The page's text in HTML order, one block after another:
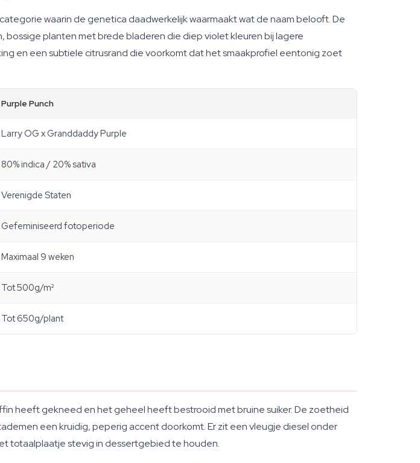
waarin de genetica daadwerkelijk waarmaakt wat de naam belooft. De
planten met brede bladeren die diep violet kleuren bij lagere
en een subtiele citrusrand die voorkomt dat het smaakprofiel eentonig zoet
Purple Punch
Larry OG x Granddaddy Purple
80% indica / 20% sativa
Verenigde Staten
Gefeminiseerd fotoperiode
Maximaal 9 weken
Tot 500g/m²
Tot 650g/plant
heeft gekneed en het geheel heeft bestrooid met bruine suiker. De zoetheid
een kruidig, peperig accent doorkomt. Er zit een vleugje diesel onder
totaalplaatje stevig in dessertgebied te houden.